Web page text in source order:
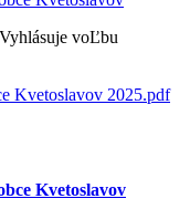
voĽbu
Kvetoslavov 2025.pdf
Kvetoslavov